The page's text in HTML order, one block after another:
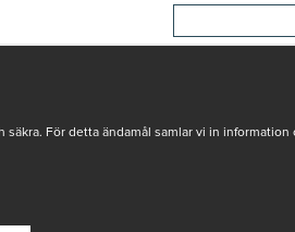
För detta ändamål samlar vi in information